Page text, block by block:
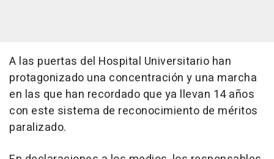
A las puertas del Hospital Universitario han
protagonizado una concentración y una marcha
en las que han recordado que ya llevan 14 años
con este sistema de reconocimiento de méritos
paralizado.